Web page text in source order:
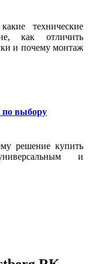
технические
как отличить
и почему монтаж
по выбору
решение купить
и